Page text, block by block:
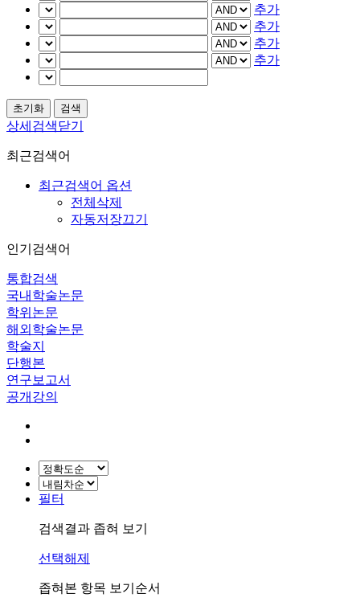
추가
추가
추가
추가
상세검색닫기
최근검색어
최근검색어 옵션
전체삭제
자동저장끄기
인기검색어
통합검색
국내학술논문
학위논문
해외학술논문
학술지
단행본
연구보고서
공개강의
필터
검색결과 좁혀 보기
선택해제
좁혀본 항목 보기순서